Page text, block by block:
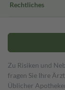
Rechtliches
Zu Risiken und
fragen Sie Ihre
Üblicher